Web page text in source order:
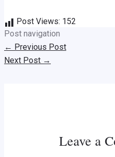
Post Views: 152
Post navigation
← Previous Post
Next Post →
Leave a